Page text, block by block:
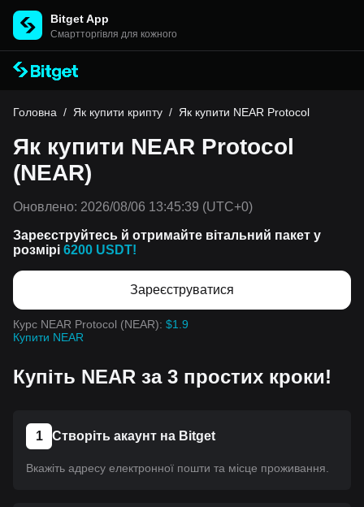
Bitget App
Cмартторгівля для кожного
Головна / Як купити крипту / Як купити NEAR Protocol
Як купити NEAR Protocol
(NEAR)
Оновлено: 2026/08/06 13:45:39 (UTC+0)
Зареєструйтесь й отримайте вітальний пакет у
розмірі 6200 USDT!
Зареєструватися
Курс NEAR Protocol (NEAR): $1.9
Купити NEAR
Купіть NEAR за 3 простих кроки!
1 Створіть акаунт на Bitget
Вкажіть адресу електронної пошти та місце проживання.